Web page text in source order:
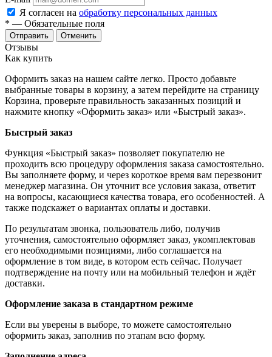
Я согласен на обработку персональных данных
* — Обязательные поля
Отменить
Отзывы
Как купить
Оформить заказ на нашем сайте легко. Просто добавьте
выбранные товары в корзину, а затем перейдите на страницу
Корзина, проверьте правильность заказанных позиций и
нажмите кнопку «Оформить заказ» или «Быстрый заказ».
Быстрый заказ
Функция «Быстрый заказ» позволяет покупателю не
проходить всю процедуру оформления заказа самостоятельно.
Вы заполняете форму, и через короткое время вам перезвонит
менеджер магазина. Он уточнит все условия заказа, ответит
на вопросы, касающиеся качества товара, его особенностей. А
также подскажет о вариантах оплаты и доставки.
По результатам звонка, пользователь либо, получив
уточнения, самостоятельно оформляет заказ, укомплектовав
его необходимыми позициями, либо соглашается на
оформление в том виде, в котором есть сейчас. Получает
подтверждение на почту или на мобильный телефон и ждёт
доставки.
Оформление заказа в стандартном режиме
Если вы уверены в выборе, то можете самостоятельно
оформить заказ, заполнив по этапам всю форму.